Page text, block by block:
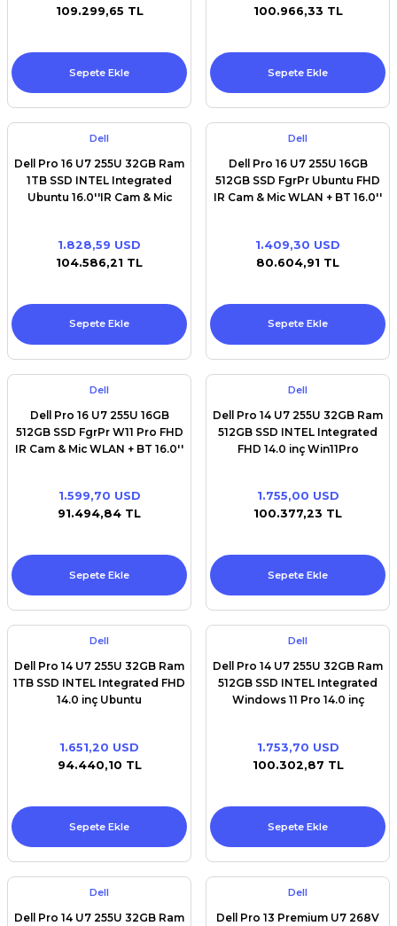
109.299,65 TL
Sepete Ekle
100.966,33 TL
Sepete Ekle
Dell
Dell Pro 16 U7 255U 32GB Ram
1TB SSD INTEL Integrated
Ubuntu 16.0''IR Cam & Mic
1.828,59 USD
104.586,21 TL
Sepete Ekle
Dell
Dell Pro 16 U7 255U 16GB
512GB SSD FgrPr Ubuntu FHD
IR Cam & Mic WLAN + BT 16.0''
1.409,30 USD
80.604,91 TL
Sepete Ekle
Dell
Dell Pro 16 U7 255U 16GB
512GB SSD FgrPr W11 Pro FHD
IR Cam & Mic WLAN + BT 16.0''
1.599,70 USD
91.494,84 TL
Sepete Ekle
Dell
Dell Pro 14 U7 255U 32GB Ram
512GB SSD INTEL Integrated
FHD 14.0 inç Win11Pro
1.755,00 USD
100.377,23 TL
Sepete Ekle
Dell
Dell Pro 14 U7 255U 32GB Ram
1TB SSD INTEL Integrated FHD
14.0 inç Ubuntu
1.651,20 USD
94.440,10 TL
Sepete Ekle
Dell
Dell Pro 14 U7 255U 32GB Ram
512GB SSD INTEL Integrated
Windows 11 Pro 14.0 inç
1.753,70 USD
100.302,87 TL
Sepete Ekle
Dell
Dell Pro 14 U7 255U 32GB Ram
Dell
Dell Pro 13 Premium U7 268V